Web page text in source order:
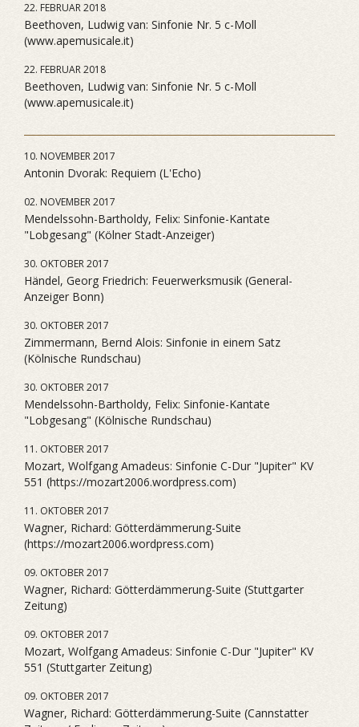
22. FEBRUAR 2018
Beethoven, Ludwig van: Sinfonie Nr. 5 c-Moll
(www.apemusicale.it)
22. FEBRUAR 2018
Beethoven, Ludwig van: Sinfonie Nr. 5 c-Moll
(www.apemusicale.it)
10. NOVEMBER 2017
Antonin Dvorak: Requiem (L'Echo)
02. NOVEMBER 2017
Mendelssohn-Bartholdy, Felix: Sinfonie-Kantate
"Lobgesang" (Kölner Stadt-Anzeiger)
30. OKTOBER 2017
Händel, Georg Friedrich: Feuerwerksmusik (General-
Anzeiger Bonn)
30. OKTOBER 2017
Zimmermann, Bernd Alois: Sinfonie in einem Satz
(Kölnische Rundschau)
30. OKTOBER 2017
Mendelssohn-Bartholdy, Felix: Sinfonie-Kantate
"Lobgesang" (Kölnische Rundschau)
11. OKTOBER 2017
Mozart, Wolfgang Amadeus: Sinfonie C-Dur "Jupiter" KV
551 (https://mozart2006.wordpress.com)
11. OKTOBER 2017
Wagner, Richard: Götterdämmerung-Suite
(https://mozart2006.wordpress.com)
09. OKTOBER 2017
Wagner, Richard: Götterdämmerung-Suite (Stuttgarter
Zeitung)
09. OKTOBER 2017
Mozart, Wolfgang Amadeus: Sinfonie C-Dur "Jupiter" KV
551 (Stuttgarter Zeitung)
09. OKTOBER 2017
Wagner, Richard: Götterdämmerung-Suite (Cannstatter